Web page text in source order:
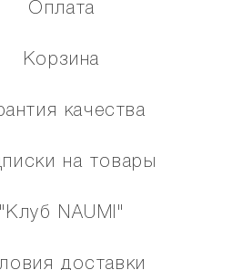
Оплата
Корзина
качества
на товары
"Клуб NAUMI"
доставки